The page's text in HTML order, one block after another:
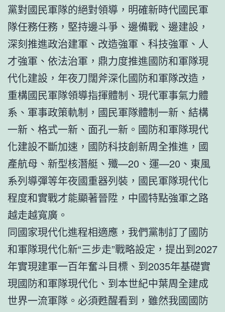
黨對國民軍隊的絕對領導，明確新時代國民軍
隊任務任務，堅持邊斗爭、邊備戰、邊建設，
深刻推進政治建軍、改造強軍、科技強軍、人
才強軍、依法治軍，鼎力度推進國防和軍隊現
代化建設，年夜刀闊斧深化國防和軍隊改造，
重構國民軍隊領導指揮體制、現代軍事氣力體
系、軍事政策軌制，國民軍隊體制一新、結構
一新、格式一新、面孔一新。國防和軍隊現代
化建設不斷加速，國防科技創新周全推進，國
產航母、新型核潛艇、殲—20、運—20、東風
系列導彈等年夜國重器列裝，國民軍隊現代化
程度和實戰才能顯著晉陞，中國特點強軍之路
越走越寬廣。
同國家現代化進程相適應，我們黨制訂了國防
和軍隊現代化新“三步走”戰略設定，提出到2027
年實現建軍一百年奮斗目標、到2035年基礎實
現國防和軍隊現代化、到本世紀中葉周全建成
世界一流軍隊。必須甦醒看到，雖然我國國防